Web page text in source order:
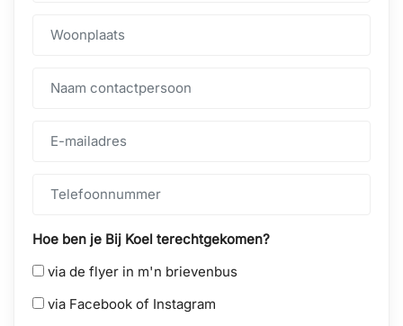
Hoe ben je Bij Koel terechtgekomen?
via de flyer in m'n brievenbus
via Facebook of Instagram